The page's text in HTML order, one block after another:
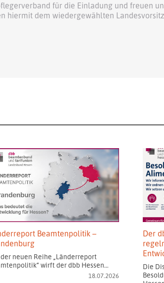
für die Einladung und freuen
hiermit dem wiedergewählten
Beamtenpolitik –
neuen Reihe „Länderreport
wirft der dbb Hessen…
18.07.2026
Der
Die